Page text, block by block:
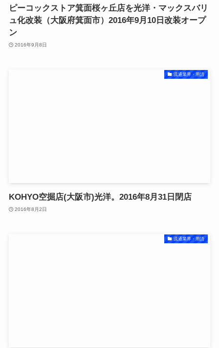
ピーコックストア箕面桜ヶ丘店を光洋・マックスバリ
ュ化改装（大阪府箕面市）2016年9月10日改装オープ
ン
2016年9月8日
流通業界・用語
KOHYO空掘店(大阪市)光洋。2016年8月31日閉店
2016年8月2日
流通業界・用語